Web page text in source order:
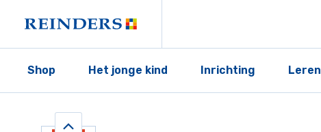
Shop Het jonge kind Inrichting Leren